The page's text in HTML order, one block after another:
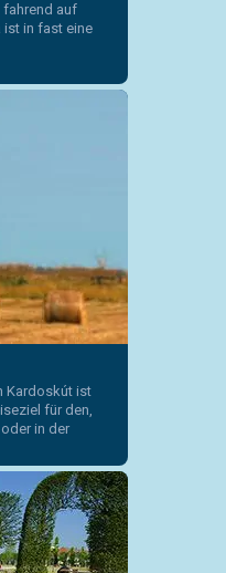
fahrend auf
ist in fast eine
Kardoskút ist
für den,
in der